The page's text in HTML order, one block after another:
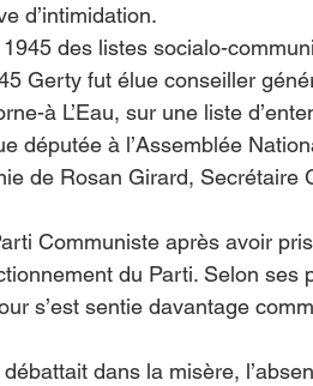
d’intimidation.
des listes socialo-
Gerty fut élue conseiller
à L’Eau, sur une liste
députée à l’Assemblée
de Rosan Girard, Secrétaire
Communiste après avoir
du Parti. Selon ses
s’est sentie davantage
dans la misère,